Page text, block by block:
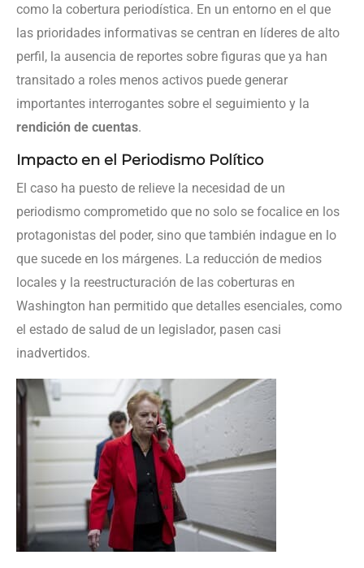
como la cobertura periodística. En un entorno en el que
las prioridades informativas se centran en líderes de alto
perfil, la ausencia de reportes sobre figuras que ya han
transitado a roles menos activos puede generar
importantes interrogantes sobre el seguimiento y la
rendición de cuentas.
Impacto en el Periodismo Político
El caso ha puesto de relieve la necesidad de un
periodismo comprometido que no solo se focalice en los
protagonistas del poder, sino que también indague en lo
que sucede en los márgenes. La reducción de medios
locales y la reestructuración de las coberturas en
Washington han permitido que detalles esenciales, como
el estado de salud de un legislador, pasen casi
inadvertidos.